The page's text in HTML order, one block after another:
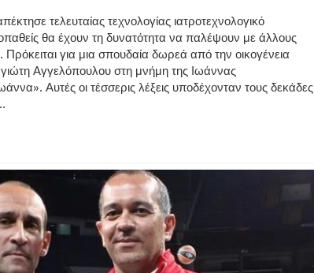
τελευταίας τεχνολογίας ιατροτεχνολογικό
θα έχουν τη δυνατότητα να παλέψουν με άλλους
για μια σπουδαία δωρεά από την οικογένεια
Αγγελόπουλου στη μνήμη της Ιωάννας
Αυτές οι τέσσερις λέξεις υποδέχονταν τους δεκάδες